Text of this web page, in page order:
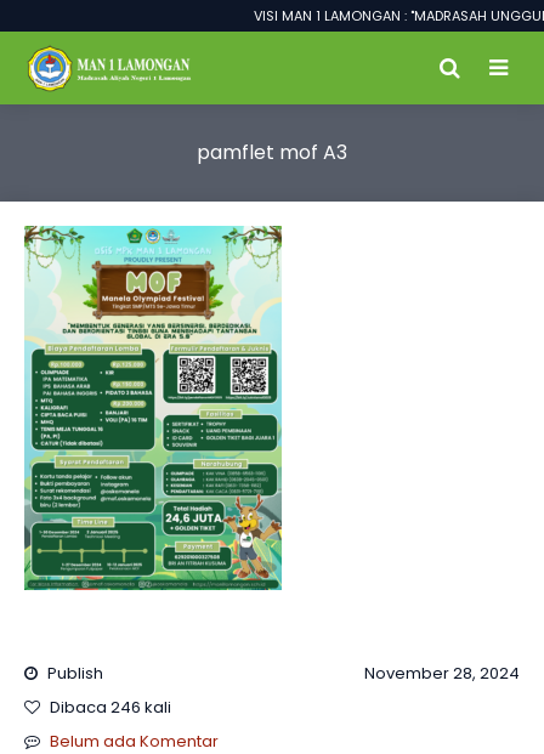
VISI MAN 1 LAMONGAN : "MADRASAH UNGGUL
pamflet mof A3
Publish
November 28, 2024
Dibaca 246 kali
Belum ada Komentar